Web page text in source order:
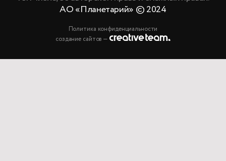
АО «Планетарий» © 2024
Политика конфиденциальности
создание сайтов —